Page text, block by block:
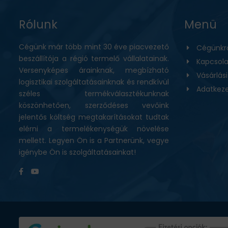
BEMUTATKOZÁS
ÜZLETEINK
HÍREK
VÁSÁRLÁSI INFORMÁCIÓK
KAPCSOLAT
Rólunk
Cégünk már több mint 30 éve piacvezető
beszállítója a régió termelő vállalatainak.
Versenyképes árainknak, megbízható
logisztikai szolgáltatásainknak és rendkívül
széles termékválasztékunknak
köszönhetően, szerződéses vevőink
jelentős költség megtakarításokat tudtak
elérni a termelékenységük növelése
mellett. Legyen Ön is a Partnerünk, vegye
igénybe Ön is szolgáltatásainkat!
Menü